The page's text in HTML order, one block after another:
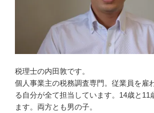
税理士の内田敦です。
個人事業主の税務調査専門。従業員を雇
る自分が全て担当しています。14歳と11
ます。両方とも男の子。